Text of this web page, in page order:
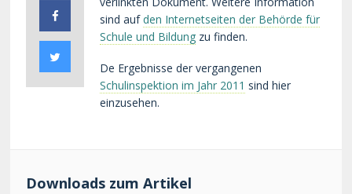
sind aufden Internetseiten der Behörde für
Schule und Bildung zu finden.
De Ergebnisse der vergangenen
Schulinspektion im Jahr 2011 sind hier
einzusehen.
Downloads zum Artikel